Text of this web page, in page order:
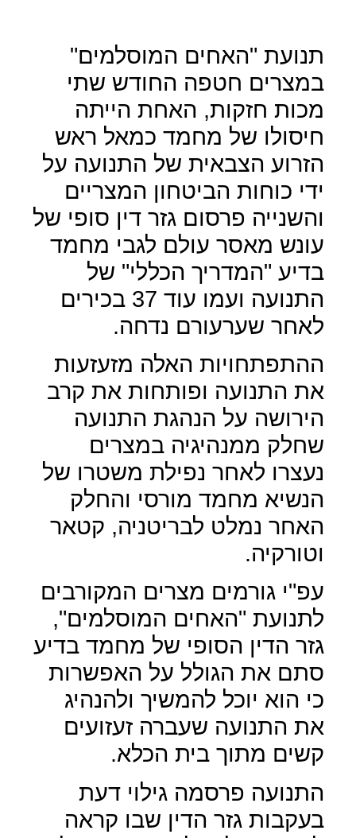
תנועת "האחים המוסלמים"
במצרים חטפה החודש שתי
מכות חזקות, האחת הייתה
חיסולו של מחמד כמאל ראש
הזרוע הצבאית של התנועה על
ידי כוחות הביטחון המצריים
והשנייה פרסום גזר דין סופי של
עונש מאסר עולם לגבי מחמד
בדיע "המדריך הכללי" של
התנועה ועמו עוד 37 בכירים
לאחר שערעורם נדחה.
ההתפתחויות האלה מזעזעות
את התנועה ופותחות את קרב
הירושה על הנהגת התנועה
שחלק ממנהיגיה במצרים
נעצרו לאחר נפילת משטרו של
הנשיא מחמד מורסי והחלק
האחר נמלט לבריטניה, קטאר
וטורקיה.
עפ"י גורמים מצרים המקורבים
לתנועת "האחים המוסלמים",
גזר הדין הסופי של מחמד בדיע
סתם את הגולל על האפשרות
כי הוא יוכל להמשיך ולהנהיג
את התנועה שעברה זעזועים
קשים מתוך בית הכלא.
התנועה פרסמה גילוי דעת
בעקבות גזר הדין שבו קראה